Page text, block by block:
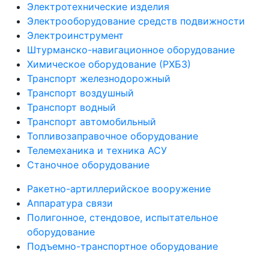
Электротехнические изделия
Электрооборудование средств подвижности
Электроинструмент
Штурманско-навигационное оборудование
Химическое оборудование (РХБЗ)
Транспорт железнодорожный
Транспорт воздушный
Транспорт водный
Транспорт автомобильный
Топливозаправочное оборудование
Телемеханика и техника АСУ
Станочное оборудование
Ракетно-артиллерийское вооружение
Аппаратура связи
Полигонное, стендовое, испытательное
оборудование
Подъемно-транспортное оборудование